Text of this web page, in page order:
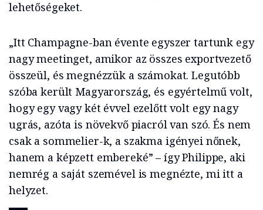
lehetőségeket.
„Itt Champagne-ban évente egyszer tartunk egy
nagy meetinget, amikor az összes exportvezető
összeül, és megnézzük a számokat. Legutóbb
szóba került Magyarország, és egyértelmű volt,
hogy egy vagy két évvel ezelőtt volt egy nagy
ugrás, azóta is növekvő piacról van szó. És nem
csak a sommelier-k, a szakma igényei nőnek,
hanem a képzett embereké” – így Philippe, aki
nemrég a saját szemével is megnézte, mi itt a
helyzet.